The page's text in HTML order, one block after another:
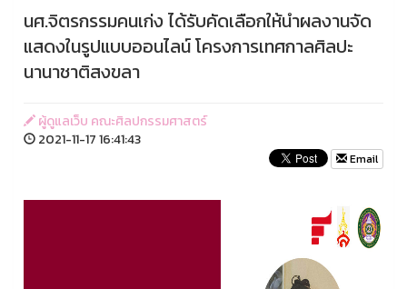
นศ.จิตรกรรมคนเก่ง ได้รับคัดเลือกให้นำผลงานจัด
แสดงในรูปแบบออนไลน์ โครงการเทศกาลศิลปะ
นานาชาติสงขลา
ผู้ดูแลเว็บ คณะศิลปกรรมศาสตร์
2021-11-17 16:41:43
Email